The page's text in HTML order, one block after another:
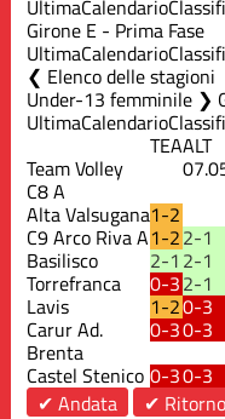
UltimaCalendario
Girone E - Prima Fase
UltimaCalendario
Elenco delle stagioni
Under-13 femminile ❯
UltimaCalendario
TEAALT
Team Volley
C8 A
Alta Valsugana1-2
C9 Arco Riva A1-22-1
Basilisco 2-1 2-1
Torrefranca 0-32-1
Lavis 1-20-3
Carur Ad.
Brenta
0-30-3
Castel Stenico 0-30-3
✔ Andata
✔ Ritorno